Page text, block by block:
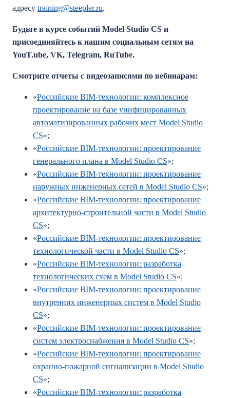
адресу training@steepler.ru.
Будьте в курсе событий Model Studio CS и
присоединяйтесь к нашим социальным сетям на
YouT.ube, VK, Telegram, RuTube.
Смотрите отчеты с видеозаписями по вебинарам:
«Российские BIM-технологии: комплексное
проектирование на базе унифицированных
автоматизированных рабочих мест Model Studio
CS»;
«Российские BIM-технологии: проектирование
генерального плана в Model Studio CS»;
«Российские BIM-технологии: проектирование
наружных инженерных сетей в Model Studio CS»;
«Российские BIM-технологии: проектирование
архитектурно-строительной части в Model Studio
CS»;
«Российские BIM-технологии: проектирование
технологической части в Model Studio CS»;
«Российские BIM-технологии: разработка
технологических схем в Model Studio CS»;
«Российские BIM-технологии: проектирование
внутренних инженерных систем в Model Studio
CS»;
«Российские BIM-технологии: проектирование
систем электроснабжения в Model Studio CS»;
«Российские BIM-технологии: проектирование
охранно-пожарной сигнализации в Model Studio
CS»;
«Российские BIM-технологии: разработка